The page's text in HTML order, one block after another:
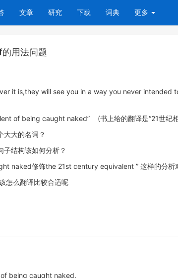
文章 研究 下载 词典 更多
用法问题
it is,they will see you in a way you never
of being caught naked” (书上给的翻译是“21世纪
大大的名词？
子结构该如何分析？
naked修饰the 21st century equivalent ” 这样的分析
怎么翻译比较合适呢
being caught naked.